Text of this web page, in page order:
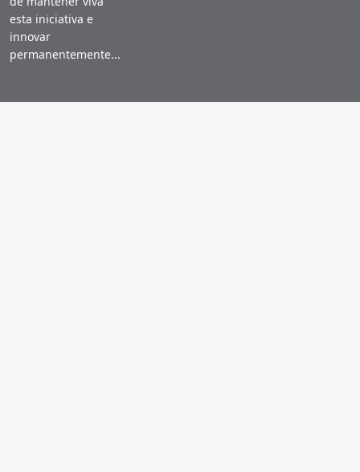
esta iniciativa e
innovar
permanentemente...